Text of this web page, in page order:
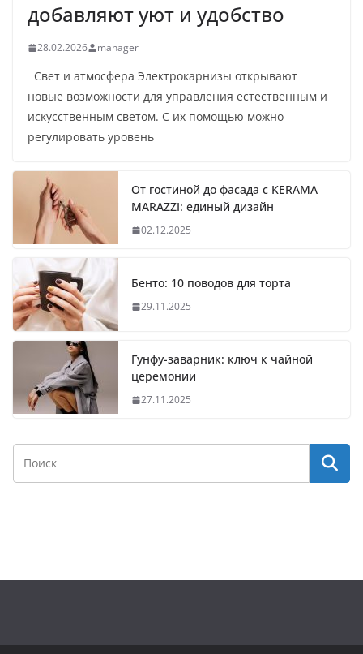
добавляют уют и удобство
28.02.2026 manager
Свет и атмосфера Электрокарнизы открывают
новые возможности для управления естественным и
искусственным светом. С их помощью можно
регулировать уровень
От гостиной до фасада с KERAMA
MARAZZI: единый дизайн
02.12.2025
Бенто: 10 поводов для торта
29.11.2025
Гунфу-заварник: ключ к чайной
церемонии
27.11.2025